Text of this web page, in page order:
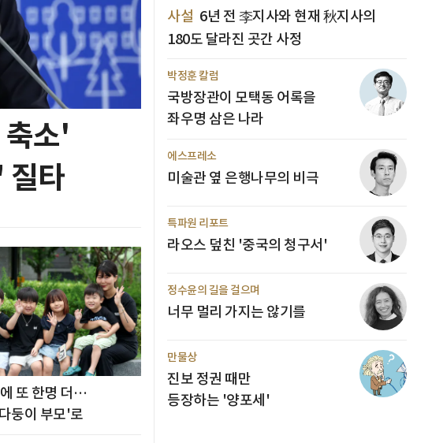
소'
질타
또 한명 더…
둥이 부모'로
사설 6년 전 李지사와 현재 秋지사의
180도 달라진 곳간 사정
박정훈 칼럼
국방장관이 모택동 어록을
좌우명 삼은 나라
에스프레소
미술관 옆 은행나무의 비극
특파원 리포트
라오스 덮친 '중국의 청구서'
정수윤의 길을 걸으며
너무 멀리 가지는 않기를
만물상
진보 정권 때만
등장하는 '양포세'